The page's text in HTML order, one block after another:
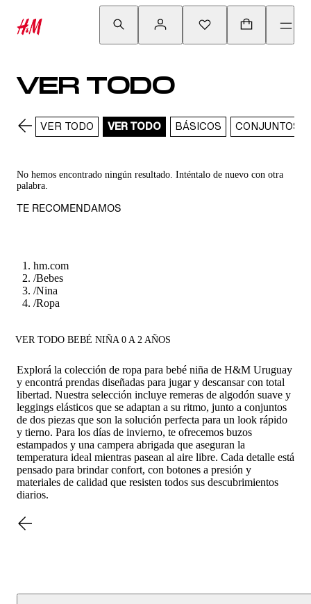
VER TODO
VER TODO VER TODO BÁSICOS CONJUNTOS
No hemos encontrado ningún resultado. Inténtalo de nuevo con otra
palabra.
TE RECOMENDAMOS
hm.com
/Bebes
/Nina
/Ropa
VER TODO BEBÉ NIÑA 0 A 2 AÑOS
Explorá la colección de ropa para bebé niña de H&M Uruguay
y encontrá prendas diseñadas para jugar y descansar con total
libertad. Nuestra selección incluye remeras de algodón suave y
leggings elásticos que se adaptan a su ritmo, junto a conjuntos
de dos piezas que son la solución perfecta para un look rápido
y tierno. Para los días de invierno, te ofrecemos buzos
estampados y una campera abrigada que aseguran la
temperatura ideal mientras pasean al aire libre. Cada detalle está
pensado para brindar confort, con botones a presión y
materiales de calidad que resisten todos sus descubrimientos
diarios.